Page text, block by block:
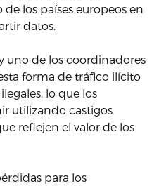
los países europeos en
datos.
uno de los coordinadores
forma de tráfico ilícito
lo que los
utilizando castigos
reflejen el valor de los
para los